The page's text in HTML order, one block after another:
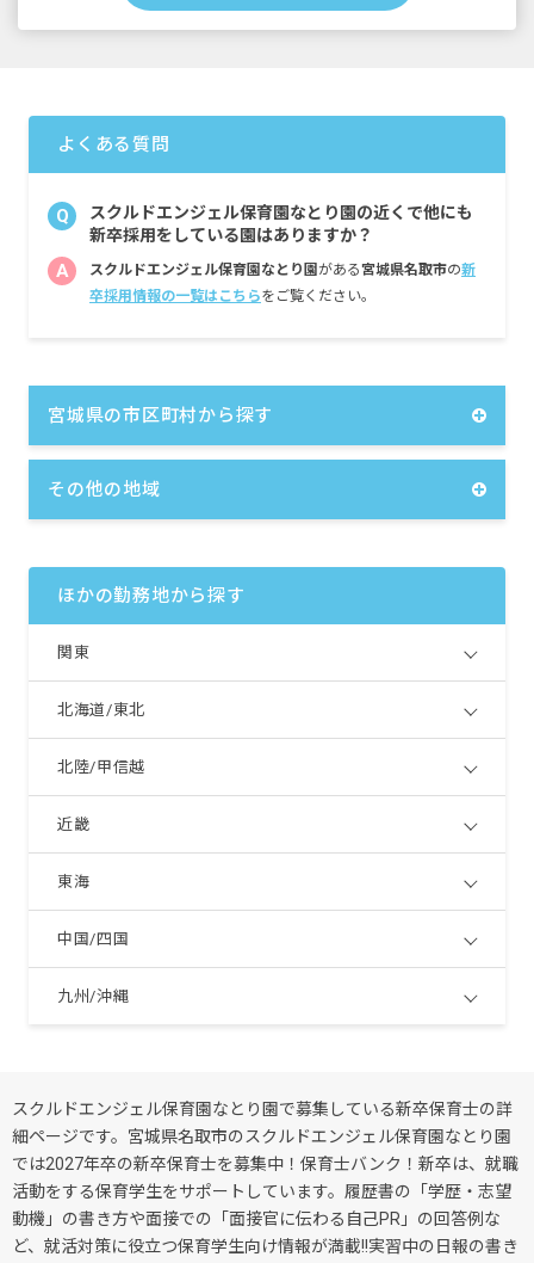
地域手当3,000円
よくある質問
Q
スクルドエンジェル保育園なとり園の近くで他にも
新卒採用をしている園はありますか？
A スクルドエンジェル保育園なとり園がある宮城県名取市の新
卒採用情報の一覧はこちらをご覧ください。
宮城県の市区町村から探す
その他の地域
ほかの勤務地から探す
関東
北海道/東北
北陸/甲信越
近畿
東海
中国/四国
九州/沖縄
スクルドエンジェル保育園なとり園で募集している新卒保育士の詳
細ページです。宮城県名取市のスクルドエンジェル保育園なとり園
では2027年卒の新卒保育士を募集中！保育士バンク！新卒は、就職
活動をする保育学生をサポートしています。履歴書の「学歴・志望
動機」の書き方や面接での「面接官に伝わる自己PR」の回答例な
ど、就活対策に役立つ保育学生向け情報が満載!!実習中の日報の書き